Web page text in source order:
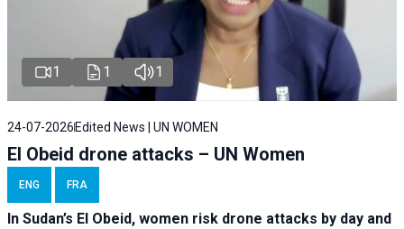
1 1 1
24-07-2026 Edited News | UN WOMEN
El Obeid drone attacks – UN Women
ENG FRA
In Sudan’s El Obeid, women risk drone attacks by day and